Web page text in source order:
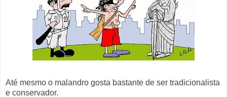
Até mesmo o malandro gosta bastante de ser tradicionalista
e conservador.